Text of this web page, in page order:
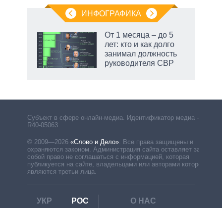
ИНФОГРАФИКА
От 1 месяца – до 5
лет: кто и как долго
занимал должность
руководителя СВР
Субъект в сфере онлайн-медиа. Идентификатор медиа –
R40-05063
© 2009—2026 «Слово и Дело»
Все права защищены и
охраняются законом. Администрация сайта оставляет за
собой право не соглашаться с информацией, которая
публикуется на сайте, владельцами или авторами которой
являются третьи лица.
УКР РОС
О НАС